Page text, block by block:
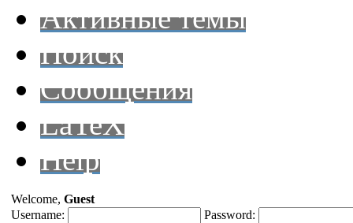
Активные темы
Поиск
Сообщения
LaTeX
Help
Welcome, Guest
Username:
Password: